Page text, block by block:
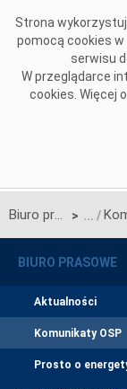
Strona
pomocą cookies
serwisu
W przeglądarce
cookies. Więcej
Biuro prasowe >
BIURO PRASOWE
Aktualności
Komunikaty OSP
Prosto o